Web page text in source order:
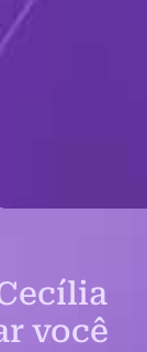
você